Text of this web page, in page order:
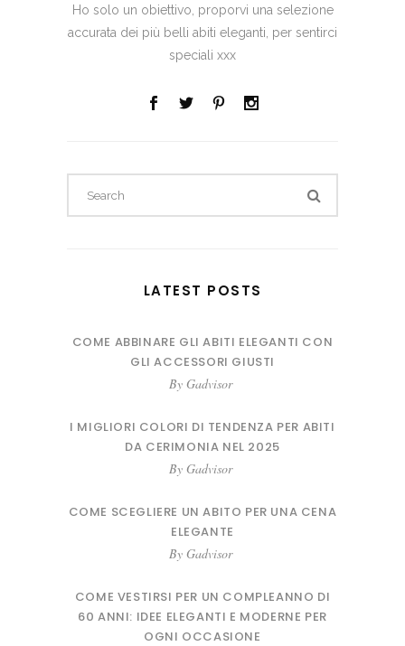
Ho solo un obiettivo, proporvi una selezione
accurata dei più belli abiti eleganti, per sentirci
speciali xxx
LATEST POSTS
COME ABBINARE GLI ABITI ELEGANTI CON
GLI ACCESSORI GIUSTI
By Gadvisor
I MIGLIORI COLORI DI TENDENZA PER ABITI
DA CERIMONIA NEL 2025
By Gadvisor
COME SCEGLIERE UN ABITO PER UNA CENA
ELEGANTE
By Gadvisor
COME VESTIRSI PER UN COMPLEANNO DI
60 ANNI: IDEE ELEGANTI E MODERNE PER
OGNI OCCASIONE